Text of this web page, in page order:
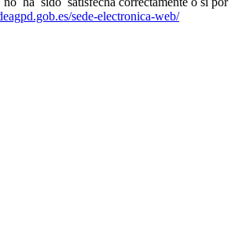
sede-electronica-web/